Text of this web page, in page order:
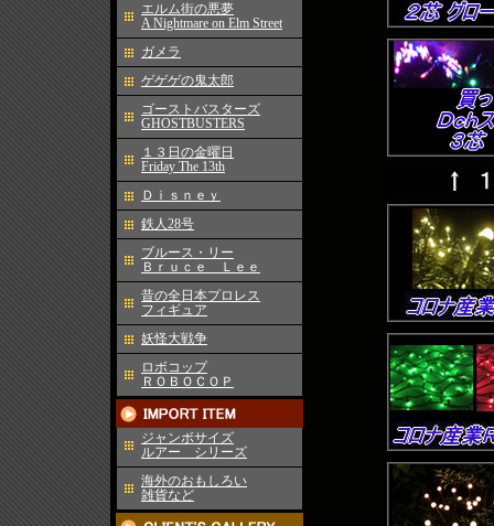
エルム街の悪夢
A Nightmare on Elm Street
ガメラ
ゲゲゲの鬼太郎
ゴーストバスターズ
GHOSTBUSTERS
１３日の金曜日
Friday The 13th
Ｄｉｓｎｅｙ
鉄人28号
ブルース・リー
Ｂｒｕｃｅ Ｌｅｅ
昔の全日本プロレス
フィギュア
妖怪大戦争
ロボコップ
ＲＯＢＯＣＯＰ
ジャンボサイズ
ルアー シリーズ
海外のおもしろい
雑貨など